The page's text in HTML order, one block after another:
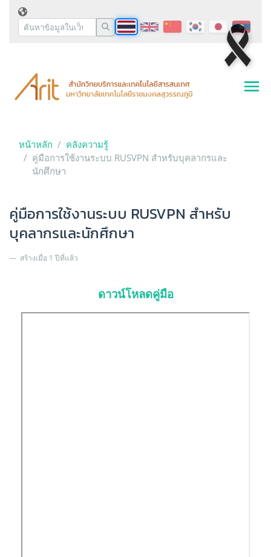
หน้าหลัก
คลังความรู้
คู่มือการใช้งานระบบ RUSVPN สำหรับบุคลากรและ
นักศึกษา
คู่มือการใช้งานระบบ RUSVPN สำหรับ
บุคลากรและนักศึกษา
สร้างเมื่อ 1 ปีที่แล้ว
ดาวน์โหลดคู่มือ